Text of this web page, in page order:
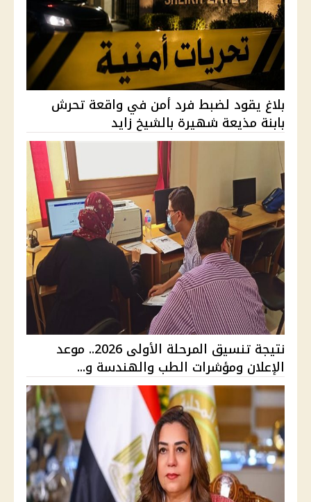
بلاغ يقود لضبط فرد أمن في واقعة تحرش
بابنة مذيعة شهيرة بالشيخ زايد
نتيجة تنسيق المرحلة الأولى 2026.. موعد
الإعلان ومؤشرات الطب والهندسة و...